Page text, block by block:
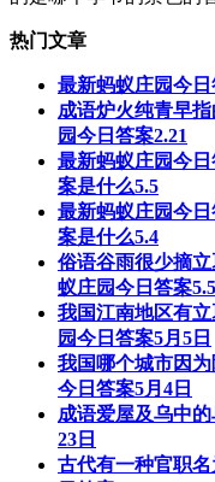
热门文章
最新蚂蚁庄园今
成语炉火纯青早
园今日答案2.21
最新蚂蚁庄园今
案是什么5.5
最新蚂蚁庄园今
案是什么5.4
俗语谷雨很少摘
蚁庄园今日答案5.5
我国江南地区有
园今日答案5月5日
我国哪个城市因
今日答案5月4日
成语爱屋及乌中
23日
古代有一种官职